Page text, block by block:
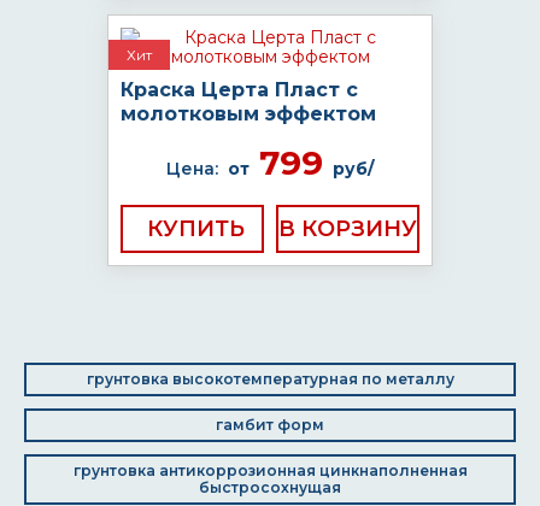
Хит
Краска Церта Пласт с
молотковым эффектом
Цена: от 799 руб/
КУПИТЬ
грунтовка высокотемпературная по металлу
гамбит форм
грунтовка антикоррозионная цинкнаполненная
быстросохнущая